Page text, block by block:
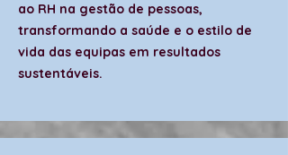
ao RH na gestão de pessoas,
transformando a saúde e o estilo de
vida das equipas em resultados
sustentáveis.